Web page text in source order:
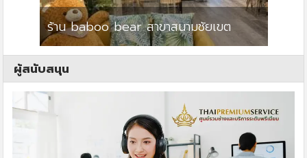
ร้าน baboo bear สาขาสนามชัยเขต
ผู้สนับสนุน